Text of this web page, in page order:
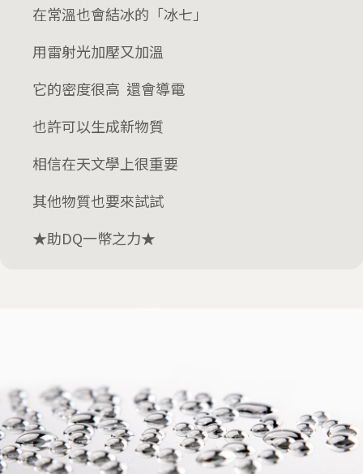
在常溫也會結冰的「冰七」
用雷射光加壓又加溫
它的密度很高 還會導電
也許可以生成新物質
相信在天文學上很重要
其他物質也要來試試
★助DQ一幣之力★